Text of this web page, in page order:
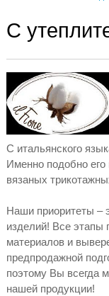
С
С итальянского
Именно подобно
вязаных
Наши приоритеты –
изделий! Все этапы
материалов и
предпродажной
поэтому Вы всегда
нашей продукции!